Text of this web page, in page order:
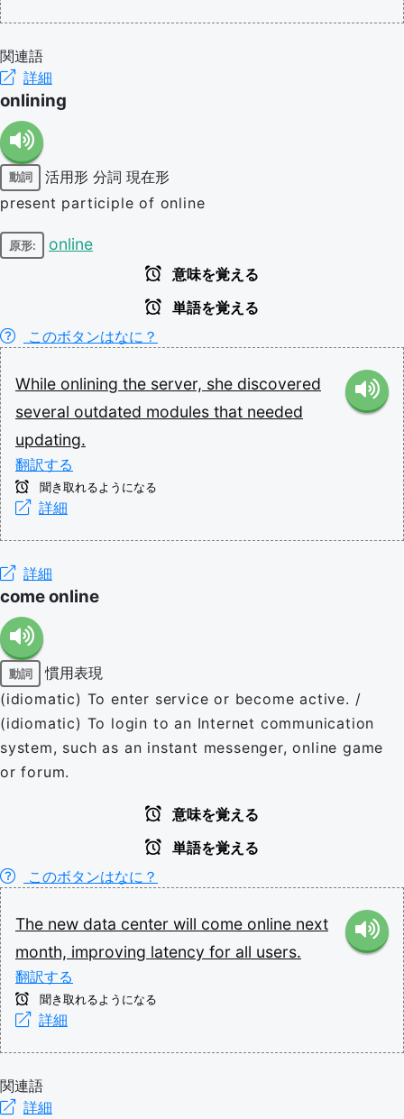
関連語
詳細
onlining
動詞 活用形 分詞 現在形
present participle of online
原形: online
意味を覚える
単語を覚える
このボタンはなに？
While onlining the server, she discovered
several outdated modules that needed
updating.
翻訳する
聞き取れるようになる
詳細
詳細
come online
動詞
慣用表現
(idiomatic) To enter service or become active. /
(idiomatic) To login to an Internet communication
system, such as an instant messenger, online game
or forum.
意味を覚える
単語を覚える
このボタンはなに？
The new data center will come online next
month, improving latency for all users.
翻訳する
聞き取れるようになる
詳細
関連語
詳細